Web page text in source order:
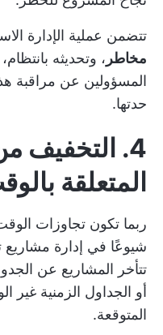
تتضمن عملية الإدارة
مخاطر ، وتحديثه
المسؤولين عن مراقبة
حدتها.
4. التخفيف
المتعلقة
ربما تكون تجاوزات
شيوعًا في إدارة مشاريع
تتأخر المشاريع عن
أو الجداول الزمنية غير
المتوقعة.